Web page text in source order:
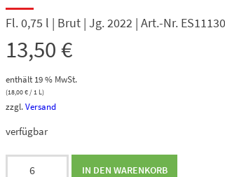
Fl. 0,75 l | Brut | Jg. 2022 | Art.-Nr.
13,50€
enthält 19 % MwSt.
(18,00€/ 1 L)
zzgl.Versand
verfügbar
IN DEN WARENKORB